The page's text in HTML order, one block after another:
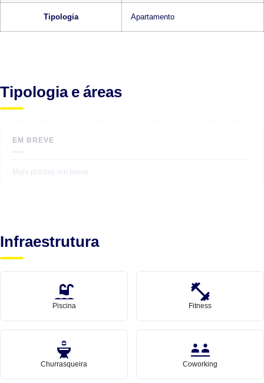
Tipologia Apartamento
Tipologia e áreas
EM BREVE
—
Mais plantas em breve
Infraestrutura
Piscina Fitness
Churrasqueira Coworking